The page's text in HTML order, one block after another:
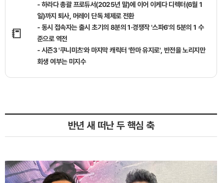
📒
- 하라다 총괄 프로듀서(2025년 말)에 이어 이케다 디렉터(6월 1
일)까지 퇴사, 머레이 단독 체제로 전환
- 동시 접속자는 출시 초기의 8분의 1·경쟁작 '스파6'의 5분의 1 수
준으로 역전
- 시즌3 '쿠니미츠'와 마지막 캐릭터 '한마 유지로', 반전을 노리지만
회생 여부는 미지수
반년 새 떠난 두 핵심 축